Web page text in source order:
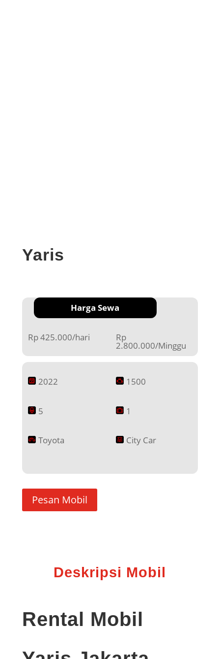
Yaris
Harga Sewa
Rp 425.000/hari Rp
2.800.000/Minggu
2022 1500
5 1
Toyota City Car
Pesan Mobil
Deskripsi Mobil
Rental Mobil